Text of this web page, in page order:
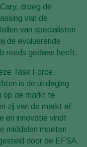
droeg de
van de
van specialisten
de evaluerende
reeds gedaan heeft.
Task Force.
is de uitdaging
op de markt te
zij van de markt af
en innovatie vindt
middelen moeten
door de EFSA.